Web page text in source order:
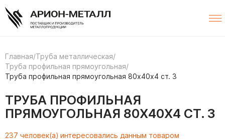
Главная/Труба металлическая/
Труба профильная прямоугольная/
Труба профильная прямоугольная 80х40х4 ст. 3
ТРУБА ПРОФИЛЬНАЯ
ПРЯМОУГОЛЬНАЯ 80Х40Х4 СТ. 3
237 человек(а) интересовались данным товаром